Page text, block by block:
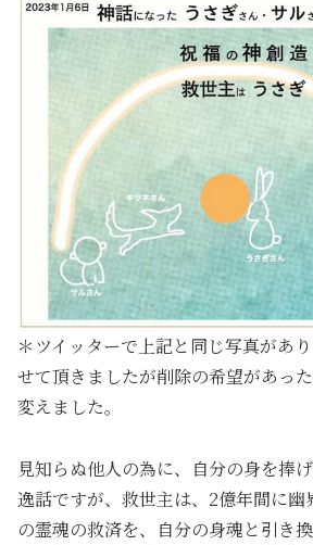
＊ツイッターで上記と同じ写真があ
せて頂きましたが削除の希望があっ
変えました。
見知らぬ他人の為に、自分の身を捧
逸話ですが、救世主は、2億年間に
の霊魂の救済を、自分の身魂と引き